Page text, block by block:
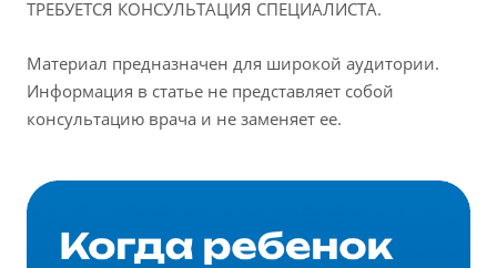
ТРЕБУЕТСЯ КОНСУЛЬТАЦИЯ СПЕЦИАЛИСТА.
Материал предназначен для широкой аудитории.
Информация в статье не представляет собой
консультацию врача и не заменяет ее.